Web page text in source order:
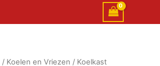
/ Koelen en Vriezen / Koelkast